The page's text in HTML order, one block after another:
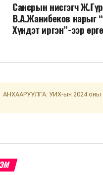
Сансрын нисгэгч
В.А.Жанибеков нарыг
Хүндэт иргэн”-ээр
АНХААРУУЛГА: УИХ-ын 2024 оны